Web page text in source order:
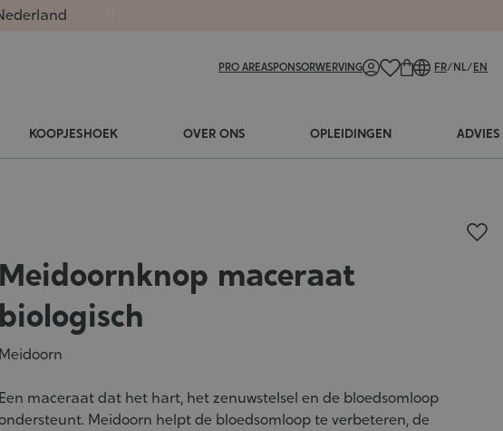
PRO AREASPONSORWERVING FR/NL/EN
KOOPJESHOEK OVER ONS OPLEIDINGEN ADVIES
Meidoornknop maceraat
biologisch
Meidoorn
Een maceraat dat het hart, het zenuwstelsel en de bloedsomloop
Meidoorn helpt de bloedsomloop te verbeteren, de